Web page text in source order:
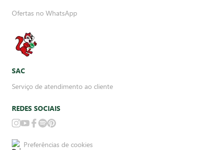
Ofertas no WhatsApp
SAC
Serviço de atendimento ao cliente
REDES SOCIAIS
Preferências de cookies